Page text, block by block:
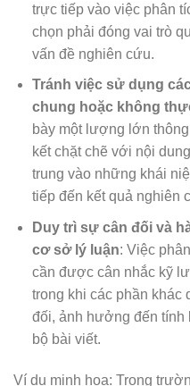
trực tiếp vào việc phân
chọn phải đóng vai trò
vấn đề nghiên cứu.
Tránh việc sử dụng
chung hoặc không
bày một lượng lớn
kết chặt chẽ với nội
trung vào những khái
tiếp đến kết quả nghiên
Duy trì sự cân đối và
cơ sở lý luận: Việc
cần được cân nhắc kỹ
trong khi các phần khác
đối, ảnh hưởng đến tính
bộ bài viết.
Ví dụ minh họa: Trong